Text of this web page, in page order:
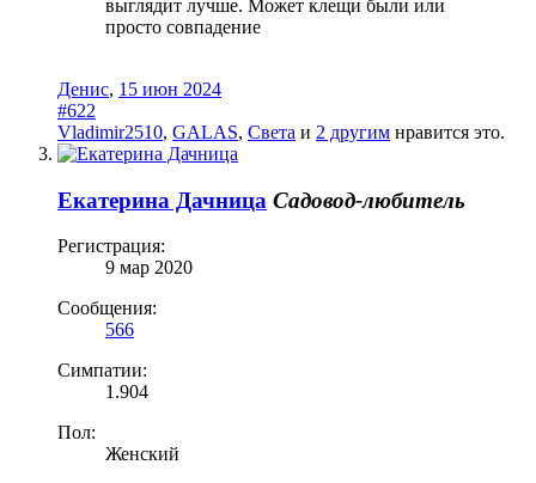
выглядит лучше. Может клещи были или
просто совпадение ‍
Денис, 15 июн 2024
#622
Vladimir2510, GALAS, Света и 2 другим нравится это.
Екатерина Дачница Садовод-любитель
Регистрация:
9 мар 2020
Сообщения:
566
Симпатии:
1.904
Пол:
Женский